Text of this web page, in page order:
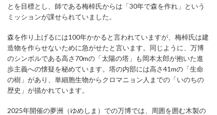
とを目標とし、師である梅棹氏からは「30年で森を作れ」という
ミッションが課せられていました。
森を作り上げるには100年かかると言われていますが、梅棹氏は建
造物を作らせないために急がせたと言います。同じように、万博
のシンボルである高さ70mの「太陽の塔」も岡本太郎が抱いた進
歩主義への懐疑を秘めています。塔の内部には高さ41mの「生命
の樹」があり、単細胞生物からクロマニョン人までの「いのちの
歴史」が描かれています。
2025年開催の夢洲（ゆめしま）での万博では、周囲を囲む木製の